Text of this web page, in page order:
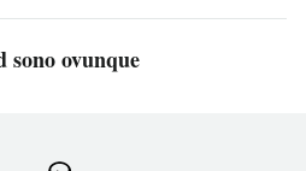
sono ovunque